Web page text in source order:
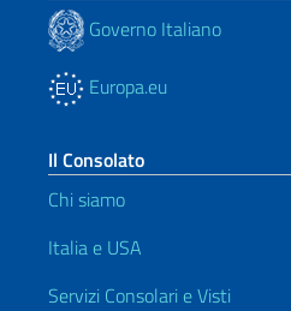
Governo Italiano
Europa.eu
Il Consolato
Chi siamo
Italia e USA
Servizi Consolari e Visti